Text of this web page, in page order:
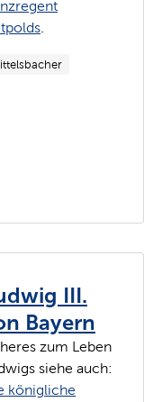
III.
Bayern
zum Leben
siehe auch:
königliche